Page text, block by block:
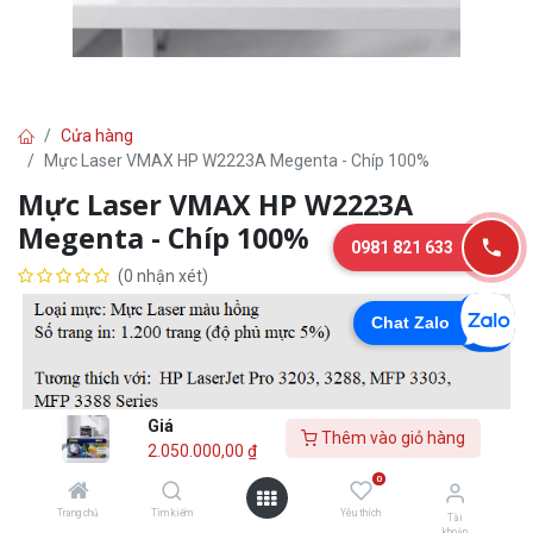
Giá
2.050.000,00 ₫
Thêm vào giỏ hàng
Trang chủ Tìm kiếm
0
Yêu thích
Tài
Cửa hàng
Mực Laser VMAX HP W2223A Megenta - Chíp 100%
Mực Laser VMAX HP W2223A
Megenta - Chíp 100%
(0 nhận xét)
Chat Zalo
0981 821 633